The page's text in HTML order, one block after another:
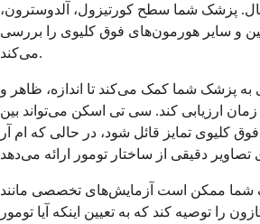
پزشک شما سطح کورتیزول، آلدوسترون،
و سایر هورمون‌های فوق کلیوی را بررسی
می‌کند.
به پزشک شما کمک می‌کند تا اندازه، ظاهر و
ارزیابی کند. سی تی اسکن می‌تواند بین
کلیوی تمایز قائل شود، در حالی که ام آر
شما ممکن است آزمایش‌های تخصصی مانند
را توصیه کند که به تعیین اینکه آیا تومور